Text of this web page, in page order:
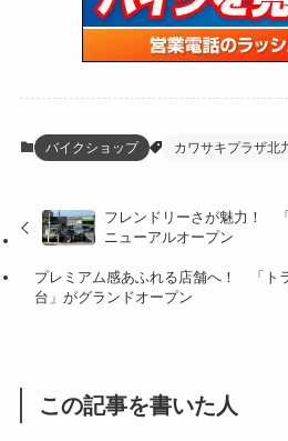
(109)
(5) (5)
(32)
(60)
(38)
(59)
(36)
(47)
(16)
(8)
(16)
バイクショップ カワサキプラザ北
フレンドリーさが魅力！
ニューアルオープン
プレミアム感あふれる店舗へ！ 「ト
台」がグランドオープン
この記事を書いた人